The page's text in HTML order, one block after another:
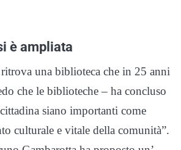
è ampliata
una biblioteca che in 25 anni
che le biblioteche – ha concluso
siano importanti come
culturale e vitale della comunità”.